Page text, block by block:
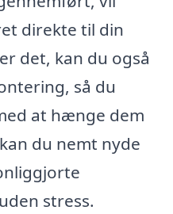
direkte til din
det, kan du også
så du
at hænge dem
du nemt nyde
stress.